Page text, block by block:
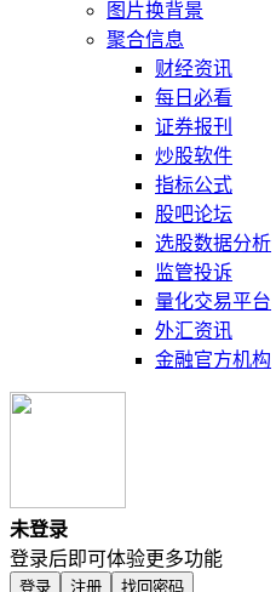
图片换背景
聚合信息
财经资讯
每日必看
证券报刊
炒股软件
指标公式
股吧论坛
选股数据分析
监管投诉
量化交易平台
外汇资讯
金融官方机构
未登录
登录后即可体验更多功能
登录 注册 找回密码